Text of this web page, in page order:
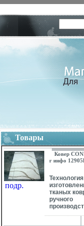
Товары
подр.
Ковер
г инфо
Технология
тканых
ручного
дизайнер